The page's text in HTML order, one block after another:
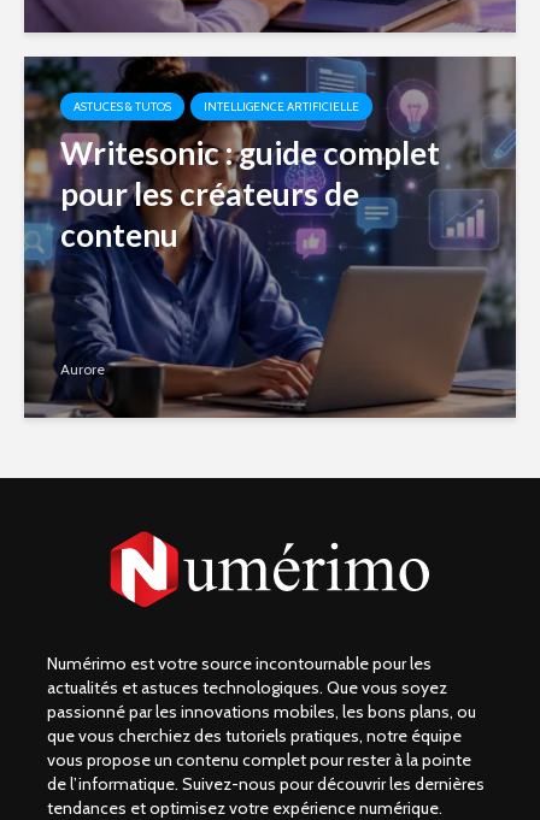
ASTUCES & TUTOS INTELLIGENCE ARTIFICIELLE
Writesonic : guide complet
pour les créateurs de
contenu
Aurore
Numérimo est votre source incontournable pour les
actualités et astuces technologiques. Que vous soyez
passionné par les innovations mobiles, les bons plans, ou
que vous cherchiez des tutoriels pratiques, notre équipe
vous propose un contenu complet pour rester à la pointe
de l’informatique. Suivez-nous pour découvrir les dernières
tendances et optimisez votre expérience numérique.